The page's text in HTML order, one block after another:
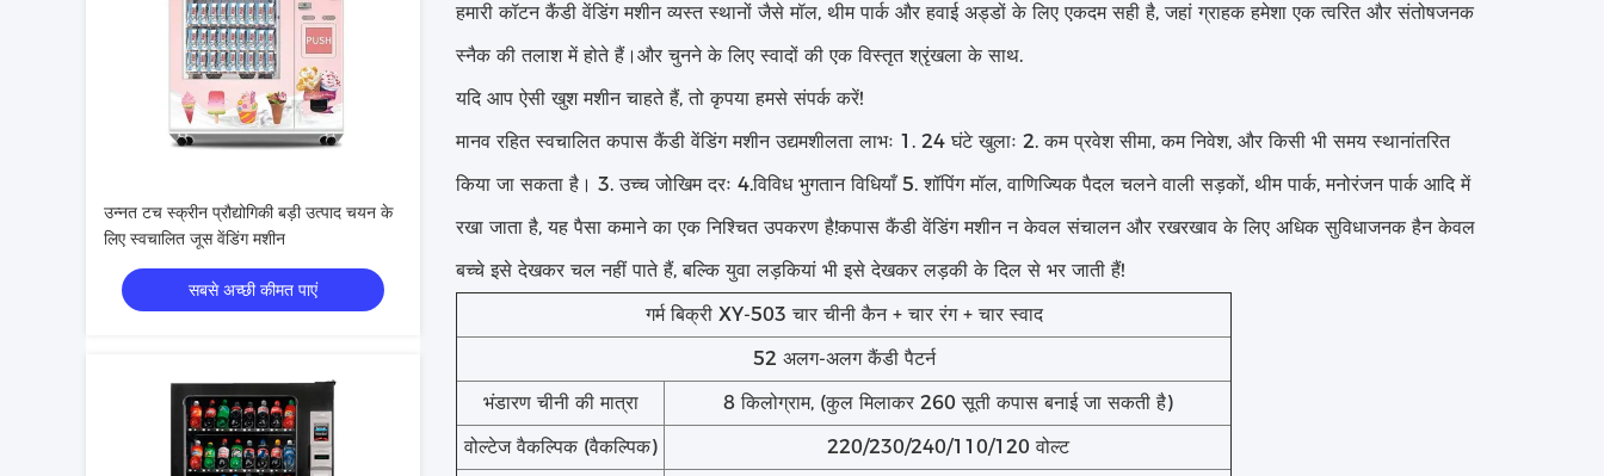
उन्नत टच स्क्रीन प्रौद्योगिकी बड़ी उत्पाद चयन के
लिए स्वचालित जूस वेंडिंग मशीन
सबसे अच्छी कीमत पाएं
हमारी कॉटन कैंडी वेंडिंग मशीन व्यस्त स्थानों जैसे मॉल, थीम पार्क और हवाई अड्डों के लिए एकदम सही है, जहां ग्राहक हमेशा एक त्वरित और संतोषजनक
स्नैक की तलाश में होते हैं।और चुनने के लिए स्वादों की एक विस्तृत श्रृंखला के साथ.
यदि आप ऐसी खुश मशीन चाहते हैं, तो कृपया हमसे संपर्क करें!
मानव रहित स्वचालित कपास कैंडी वेंडिंग मशीन उद्यमशीलता लाभः 1. 24 घंटे खुलाः 2. कम प्रवेश सीमा, कम निवेश, और किसी भी समय स्थानांतरित
किया जा सकता है। 3. उच्च जोखिम दरः 4.विविध भुगतान विधियाँ 5. शॉपिंग मॉल, वाणिज्यिक पैदल चलने वाली सड़कों, थीम पार्क, मनोरंजन पार्क आदि में
रखा जाता है, यह पैसा कमाने का एक निश्चित उपकरण है!कपास कैंडी वेंडिंग मशीन न केवल संचालन और रखरखाव के लिए अधिक सुविधाजनक हैन केवल
बच्चे इसे देखकर चल नहीं पाते हैं, बल्कि युवा लड़कियां भी इसे देखकर लड़की के दिल से भर जाती हैं!
गर्म बिक्री XY-503 चार चीनी कैन + चार रंग + चार स्वाद
52 अलग-अलग कैंडी पैटर्न
भंडारण चीनी की मात्रा
8 किलोग्राम, (कुल मिलाकर 260 सूती कपास बनाई जा सकती है)
वोल्टेज वैकल्पिक (वैकल्पिक)
220/230/240/110/120 वोल्ट